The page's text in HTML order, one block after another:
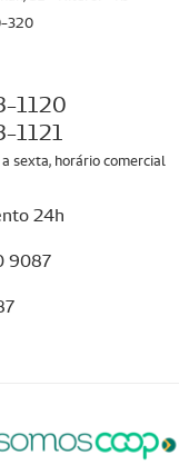
320
1120
1121
sexta, horário comercial
24h
9087